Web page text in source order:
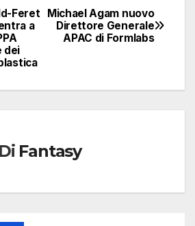
Michael Agam nuovo
Direttore Generale
APAC di Formlabs
Feret
a
dei
Di Fantasy